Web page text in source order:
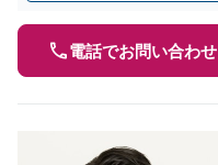
電話でお問い合わせ